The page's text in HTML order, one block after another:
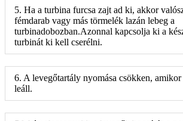
5. Ha a turbina furcsa zajt ad ki, akkor
fémdarab vagy más törmelék lazán lebeg a
turbinadobozban.Azonnal kapcsolja ki a
turbinát ki kell cserélni.
6. A levegőtartály nyomása csökken, amikor
leáll.